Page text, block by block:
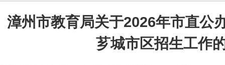
漳州市教育局关于2026年市直公
芗城市区招生工作